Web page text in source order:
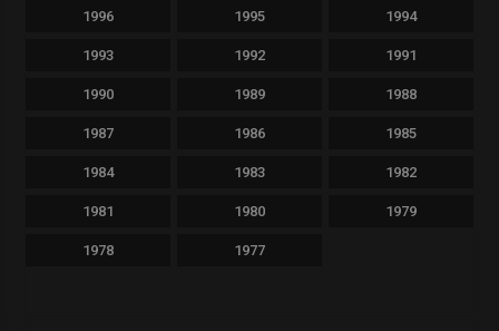
1996 1995 1994
1993 1992 1991
1990 1989 1988
1987 1986 1985
1984 1983 1982
1981 1980 1979
1978 1977